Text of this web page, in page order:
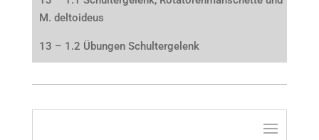
M. deltoideus
13 – 1.2 Übungen Schultergelenk